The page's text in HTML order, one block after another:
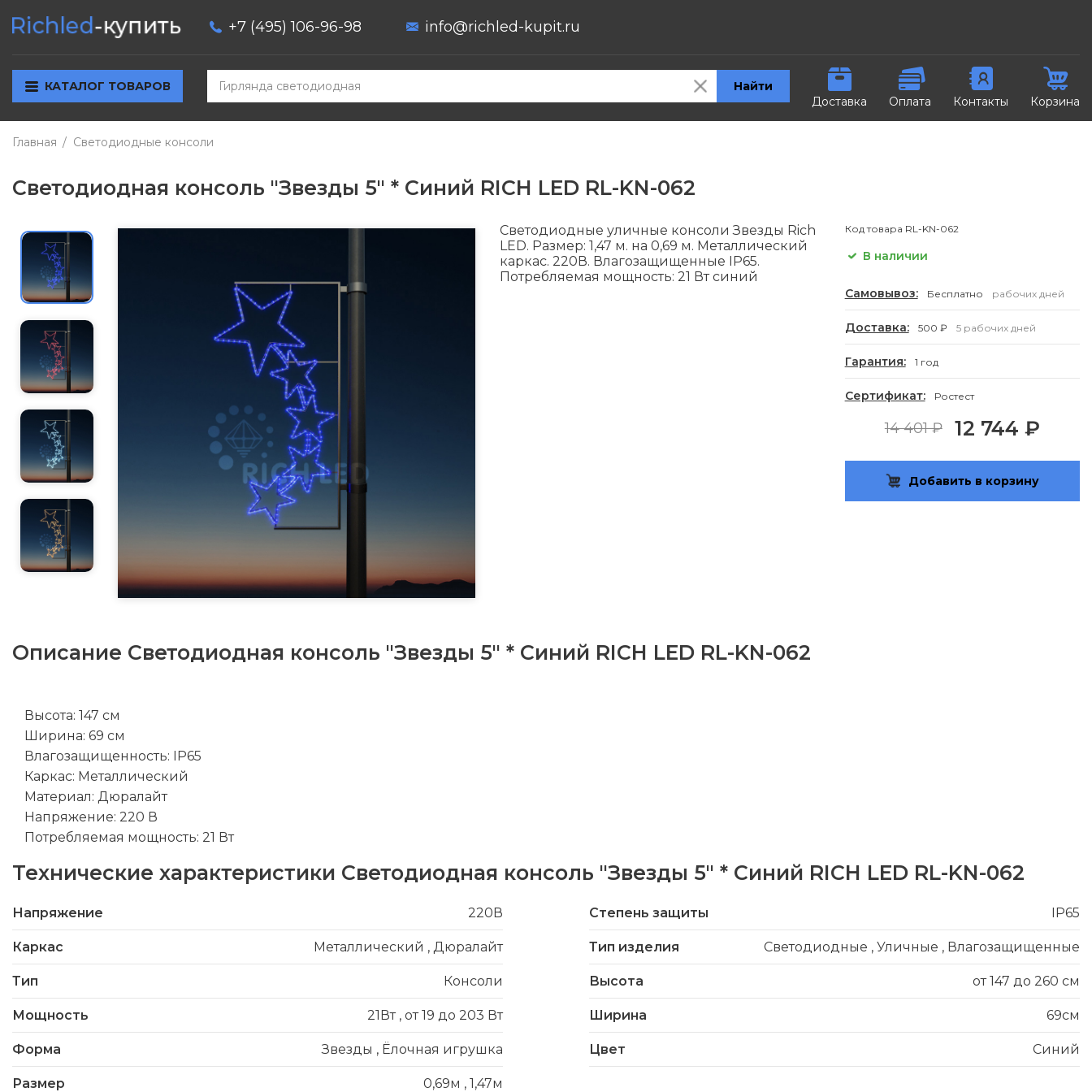
+7 (495) 106-96-98 info@richled-kupit.ru
КАТАЛОГ ТОВАРОВ
Найти
Доставка
Оплата Контакты Корзина
Главная Светодиодные консоли
Светодиодная консоль "Звезды 5" * Синий RICH LED RL-KN-062
Светодиодные уличные консоли Звезды Rich
LED. Размер: 1,47 м. на 0,69 м. Металлический
каркас. 220В. Влагозащищенные IP65.
Потребляемая мощность: 21 Вт синий
Код товара RL-KN-062
В наличии
Самовывоз: Бесплатно рабочих дней
Доставка: 500 ₽ 5 рабочих дней
Гарантия: 1 год
Сертификат: Ростест
14 401 ₽ 12 744 ₽
Добавить в корзину
Описание Светодиодная консоль "Звезды 5" * Синий RICH LED RL-KN-062
Высота: 147 см
Ширина: 69 см
Влагозащищенность: IP65
Каркас: Металлический
Материал: Дюралайт
Напряжение: 220 В
Потребляемая мощность: 21 Вт
Технические характеристики Светодиодная консоль "Звезды 5" * Синий RICH LED RL-KN-062
Напряжение 220В Степень защиты IP65
Каркас Металлический ,Дюралайт Тип изделия Светодиодные , Уличные , Влагозащищенные
Тип Консоли Высота от 147 до 260 см
Мощность 21Вт,от 19 до 203 Вт Ширина 69см
Форма Звезды , Ёлочная игрушка Цвет Синий
Размер 0,69м ,1,47м